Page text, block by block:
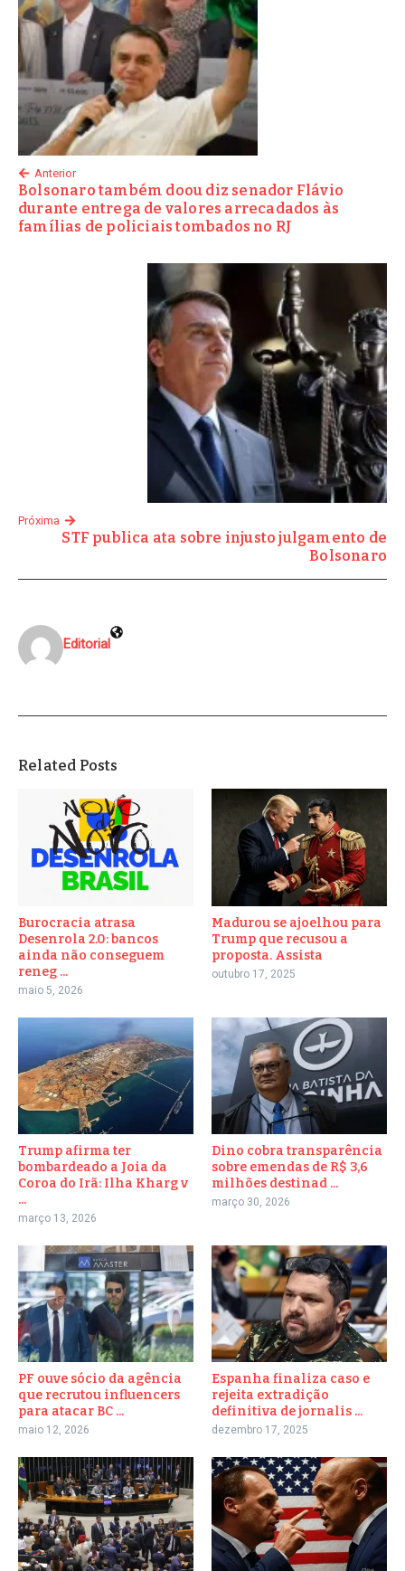
Anterior
Bolsonaro também doou diz senador Flávio
durante entrega de valores arrecadados às
famílias de policiais tombados no RJ
Próxima
STF publica ata sobre injusto julgamento de
Bolsonaro
Editorial
Related Posts
Burocracia atrasa
Desenrola 2.0: bancos
ainda não conseguem
reneg ...
maio 5, 2026
Madurou se ajoelhou para
Trump que recusou a
proposta. Assista
outubro 17, 2025
Trump afirma ter
bombardeado a Joia da
Coroa do Irã: Ilha Kharg v
...
março 13, 2026
Dino cobra transparência
sobre emendas de R$ 3,6
milhões destinad ...
março 30, 2026
PF ouve sócio da agência
que recrutou influencers
para atacar BC ...
maio 12, 2026
Espanha finaliza caso e
rejeita extradição
definitiva de jornalis ...
dezembro 17, 2025